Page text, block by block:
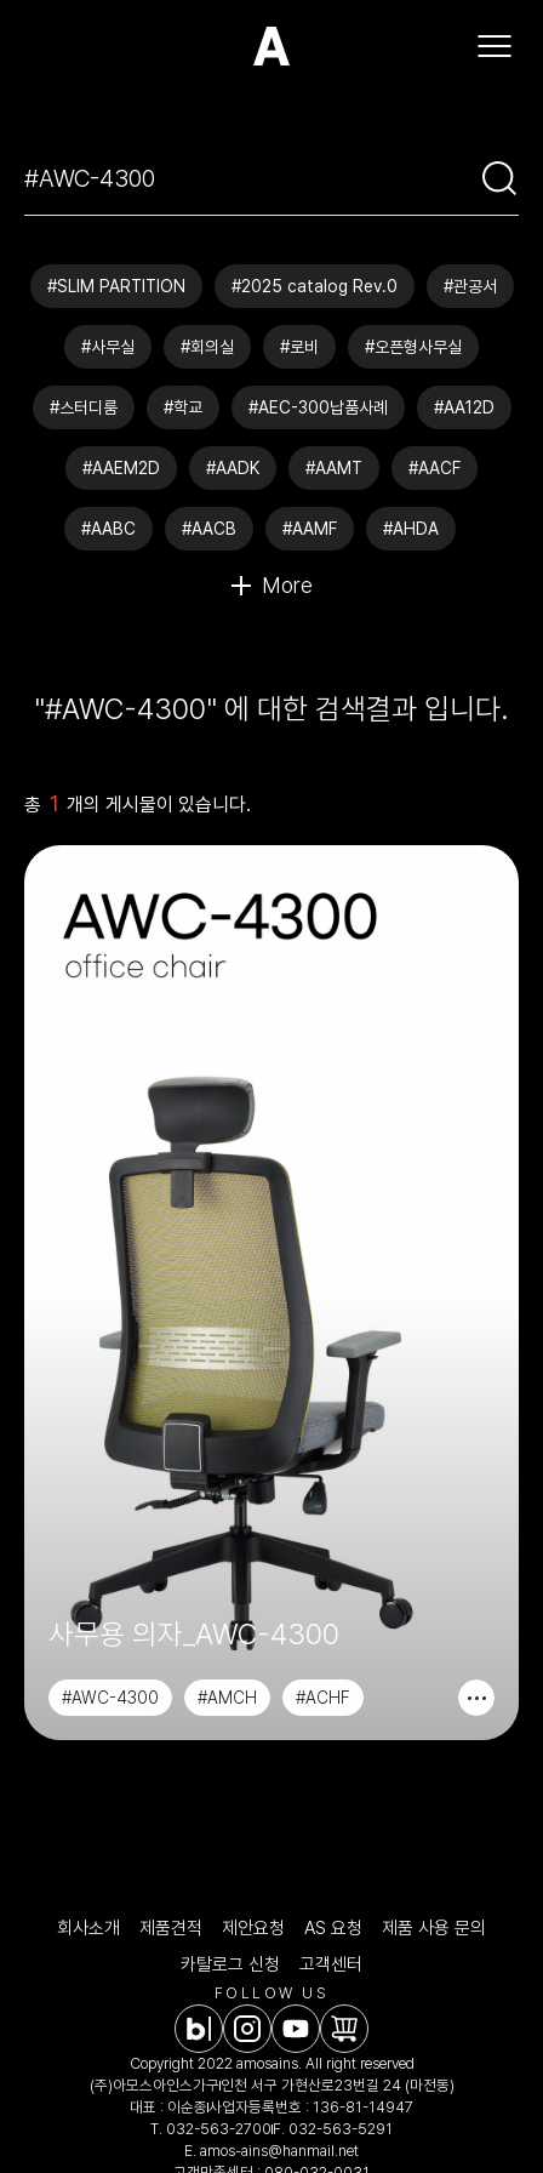
(주)아모스아인스가구
#SLIM PARTITION #2025 catalog Rev.0 #관공서
#사무실 #회의실 #로비 #오픈형사무실
#스터디룸 #학교 #AEC-300납품사례 #AA12D
#AAEM2D #AADK #AAMT #AACF
#AABC #AACB #AAMF #AHDA
"#AWC-4300" 에 대한 검색결과 입니다.
총 1 개의 게시물이 있습니다.
사무용 의자_AWC-4300
#AWC-4300 #AMCH
#ACHF
회사소개 제품견적 제안요청 AS 요청
제품 사용 문의
카탈로그 신청
고객센터
FOLLOW US
Copyright 2022 amosains. All right reserved
(주)아모스아인스가구인천 서구 가현산로23번길 24 (마전동)
대표 : 이순종사업자등록번호 : 136-81-14947
T. 032-563-2700 F. 032-563-5291
E. amos-ains@hanmail.net